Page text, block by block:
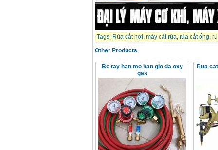
Tags: Rùa cắt hơi, máy cắt rùa, rùa cắt ống,
Other Products
Bo tay han mo han gio da oxy
gas
Rua